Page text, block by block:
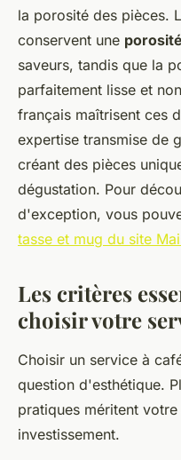
la porosité des pièces.
conservent une
saveurs, tandis que la
parfaitement lisse et
français maîtrisent ces
expertise transmise de
créant des pièces
dégustation. Pour
d'exception, vous
tasse et mug du site
Les critères
choisir votre
Choisir un service à
question d'esthétique.
pratiques méritent
investissement.